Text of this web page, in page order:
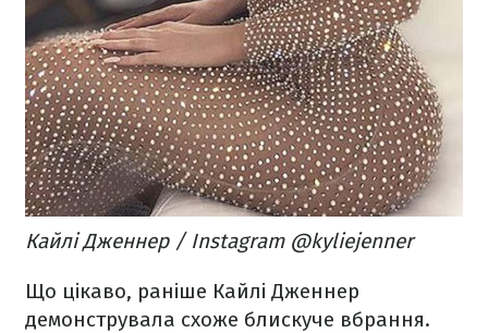
Кайлі Дженнер / Instagram @kyliejenner
Що цікаво, раніше Кайлі Дженнер
демонструвала схоже блискуче вбрання.